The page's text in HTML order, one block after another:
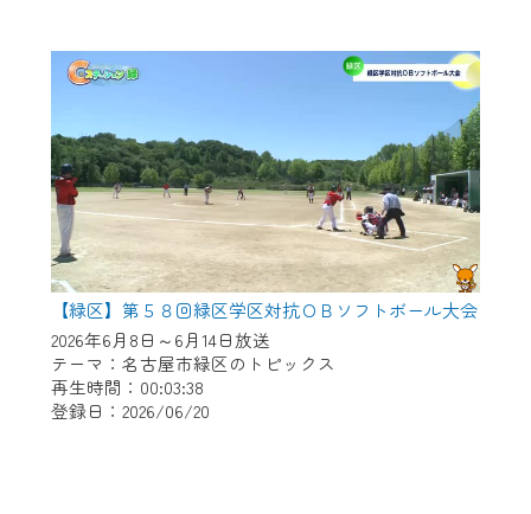
【緑区】第５８回緑区学区対抗ＯＢソフトボール大会
2026年6月8日～6月14日放送
テーマ：名古屋市緑区のトピックス
再生時間：00:03:38
登録日：2026/06/20